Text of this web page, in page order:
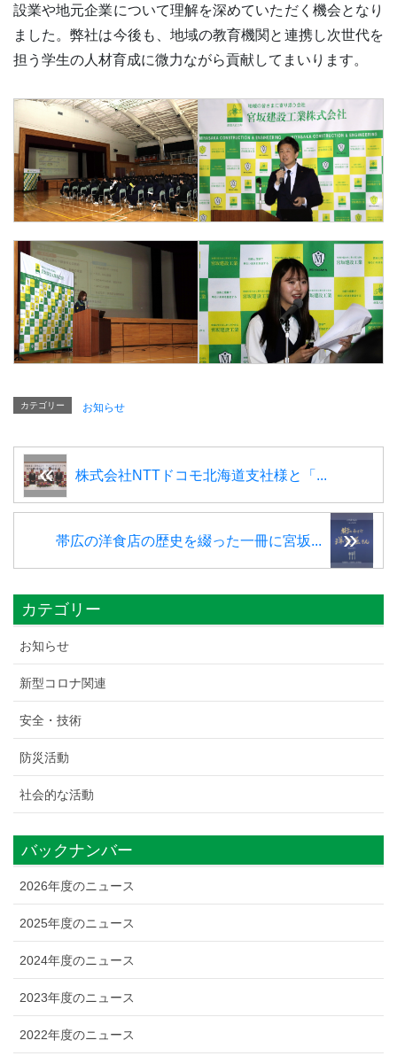
設業や地元企業について理解を深めていただく機会となり
ました。弊社は今後も、地域の教育機関と連携し次世代を
担う学生の人材育成に微力ながら貢献してまいります。
カテゴリー お知らせ
株式会社NTTドコモ北海道支社様と「...
帯広の洋食店の歴史を綴った一冊に宮坂...
カテゴリー
お知らせ
新型コロナ関連
安全・技術
防災活動
社会的な活動
バックナンバー
2026年度のニュース
2025年度のニュース
2024年度のニュース
2023年度のニュース
2022年度のニュース